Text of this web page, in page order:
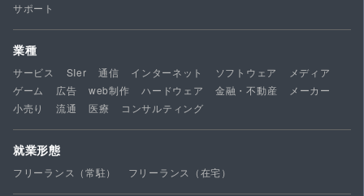
サポート
業種
サービス SIer 通信 インターネット ソフトウェア
メディア
ゲーム
広告 web制作 ハードウェア 金融・不動産
メーカー
小売り
流通 医療 コンサルティング
就業形態
フリーランス（常駐） フリーランス（在宅）